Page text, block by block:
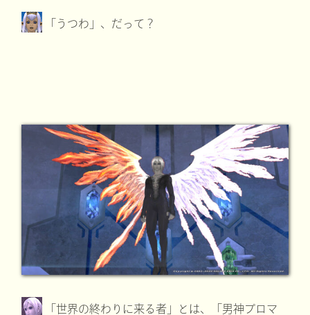
「うつわ」、だって？
「世界の終わりに来る者」とは、「男神プロマ